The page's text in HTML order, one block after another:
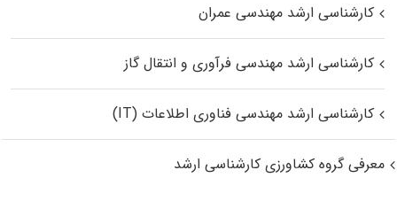
کارشناسی ارشد مهندسی عمران
کارشناسی ارشد مهندسی فرآوری و انتقال گاز
کارشناسی ارشد مهندسی فناوری اطلاعات (IT)
معرفی گروه کشاورزی کارشناسی ارشد